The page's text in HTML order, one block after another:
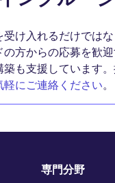
け入れるだけでは
方からの応募を歓
も支援しています
軽にご連絡ください。
専門分野